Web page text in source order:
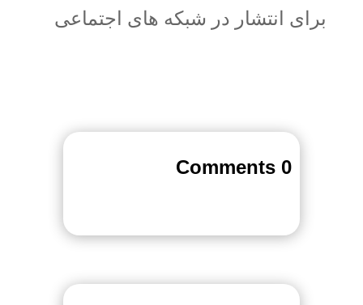
برای انتشار در شبکه های اجتماعی
0 Comments